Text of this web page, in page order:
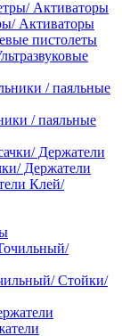
Активаторы
пистолеты
/ паяльные
Держатели
Клей/
Стойки/